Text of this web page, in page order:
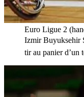
Euro Ligue 2
Izmir Buyuksehir
tir au panier d’un